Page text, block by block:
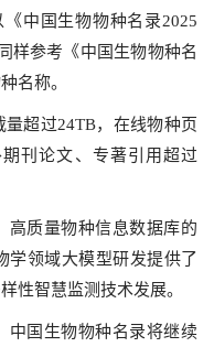
中国生物物种名录2025
样参考《中国生物物种名
名称。
超过24TB，在线物种页
刊论文、专著引用超过
高质量物种信息数据库的
学领域大模型研发提供了
性智慧监测技术发展。
中国生物物种名录将继续